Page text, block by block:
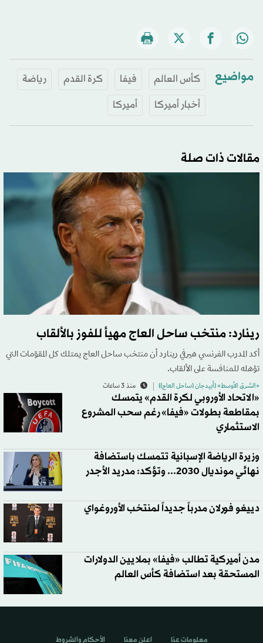
مواضيع كأس العالم فيفا كرة القدم
رياضة
أخبار أميركا
أميركا
مقالات ذات صلة
رينارد: منتخب ساحل العاج مهيأ للفوز بالألقاب
أكد المدرب الفرنسي هيرفي رينارد أن منتخب ساحل العاج يمتلك كل المقوّمات التي
تؤهله للمنافسة على الألقاب.
«الشرق الأوسط» (أبيدجان (ساحل العاج)) منذ 3 ساعات
«الاتحاد الأوروبي لكرة القدم» يتمسك
بمقاطعة بطولات «فيفا» رغم سحب المشروع
الاستثماري
وزيرة الرياضة الإسبانية تتمسك باستضافة
نهائي مونديال 2030... وتؤكد: مدريد الأجدر
دييغو فورلان مدرباً جديداً لمنتخب الأوروغواي
مدن أميركية تطالب «فيفا» بملايين الدولارات
المستحقة بعد استضافة كأس العالم
معلومات عنا اعلن معنا الأحكام والشروط